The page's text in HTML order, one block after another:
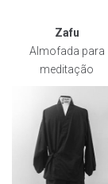
Zafu
Almofada para
meditação